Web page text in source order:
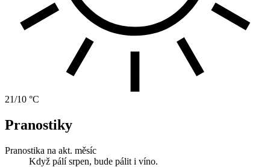
21/10 °C
Pranostiky
Pranostika na akt. měsíc
Když pálí srpen, bude pálit i víno.